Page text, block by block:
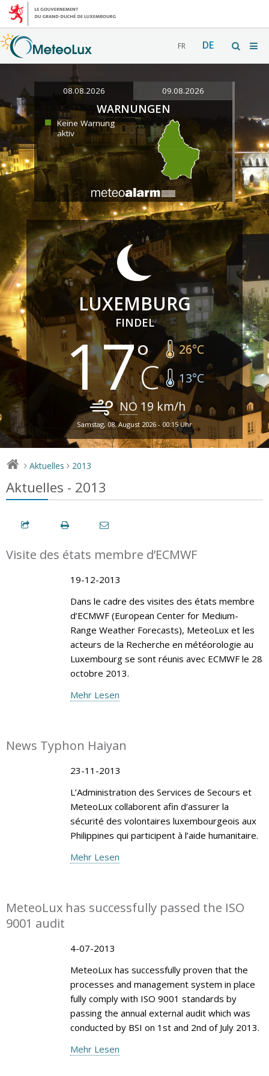
FR DE
08.08.2026 09.08.2026
WARNUNGEN
Keine Warnung
aktiv
LUXEMBURG
FINDEL
17 26°C
13°C
NO 19 km/h
Samstag, 08. August 2026 - 00:15 Uhr
> Aktuelles > 2013
Aktuelles - 2013
Visite des états membre d’ECMWF
19-12-2013
Dans le cadre des visites des états membre
d’ECMWF (European Center for Medium-
Range Weather Forecasts), MeteoLux et les
acteurs de la Recherche en météorologie au
Luxembourg se sont réunis avec ECMWF le 28
octobre 2013.
Mehr Lesen
News Typhon Haiyan
23-11-2013
L’Administration des Services de Secours et
MeteoLux collaborent afin d’assurer la
sécurité des volontaires luxembourgeois aux
Philippines qui participent à l’aide humanitaire.
Mehr Lesen
MeteoLux has successfully passed the ISO
9001 audit
4-07-2013
MeteoLux has successfully proven that the
processes and management system in place
fully comply with ISO 9001 standards by
passing the annual external audit which was
conducted by BSI on 1st and 2nd of July 2013.
Mehr Lesen